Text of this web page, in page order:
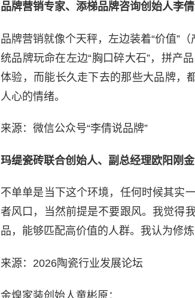
品牌营销专家、添梯品牌咨询创始人李倩
品牌营销就像个天秤，左边装着“价值”
统品牌玩命在左边“胸口碎大石”，拼产
体验，而能长久走下去的那些大品牌，
人心的情绪。
来源：微信公众号“李倩说品牌”
玛缇瓷砖联合创始人、副总经理欧阳刚金
不单单是当下这个环境，任何时候其实
者风口，当然前提是不要跟风。我觉得
品，能够匹配高价值的人群。我认为修
来源：2026陶瓷行业发展论坛
金煌家装创始人童彬原：